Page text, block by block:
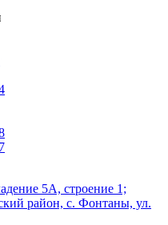
5А, строение 1;
район, с. Фонтаны, ул.